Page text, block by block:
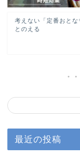
考えない「定番おとな
とのえる
最近の投稿